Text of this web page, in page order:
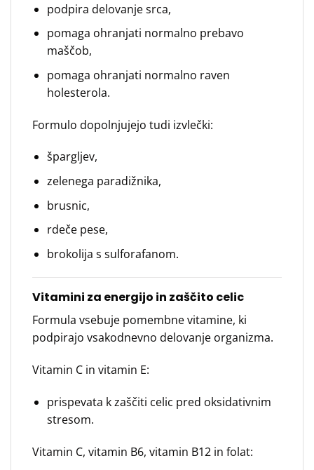
podpira delovanje srca,
pomaga ohranjati normalno prebavo
maščob,
pomaga ohranjati normalno raven
holesterola.
Formulo dopolnjujejo tudi izvlečki:
špargljev,
zelenega paradižnika,
brusnic,
rdeče pese,
brokolija s sulforafanom.
Vitamini za energijo in zaščito celic
Formula vsebuje pomembne vitamine, ki
podpirajo vsakodnevno delovanje organizma.
Vitamin C in vitamin E:
prispevata k zaščiti celic pred oksidativnim
stresom.
Vitamin C, vitamin B6, vitamin B12 in folat: